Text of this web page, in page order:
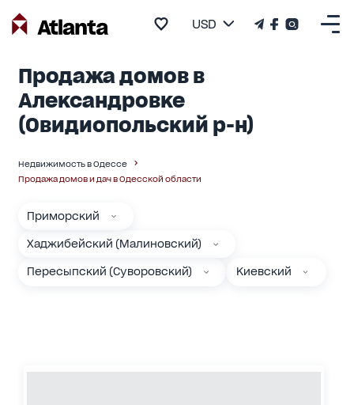
USD
Продажа домов в
Александровке
(Овидиопольский р-н)
Недвижимость в Одессе
Продажа домов и дач в Одесской области
Приморский
Хаджибейский (Малиновский)
Пересыпский (Суворовский) Киевский